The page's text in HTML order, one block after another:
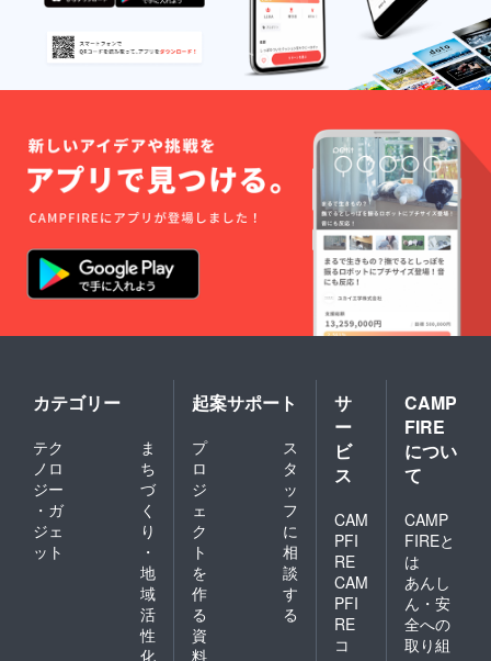
カテゴリー
テク
ノロ
ジー
・ガ
ジェ
ット
ま
ち
づ
く
り
・
地
域
活
性
化
起案サポート
プ
ロ
ジ
ェ
ク
ト
を
作
る
ス
タ
ッ
フ
に
相
談
す
る
資
料
サ
ー
ビ
ス
CAM
PFI
RE
CAM
PFI
RE
コ
CAMP
FIRE
につい
て
CAMP
FIREと
は
あんし
ん・安
全への
取り組